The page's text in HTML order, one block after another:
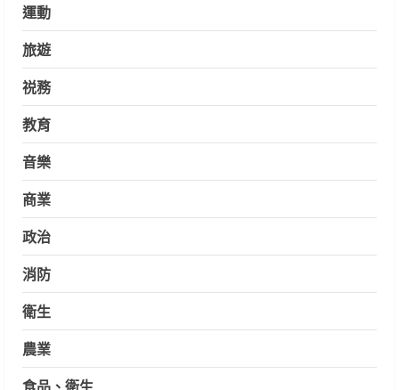
運動
旅遊
祱務
教育
音樂
商業
政治
消防
衛生
農業